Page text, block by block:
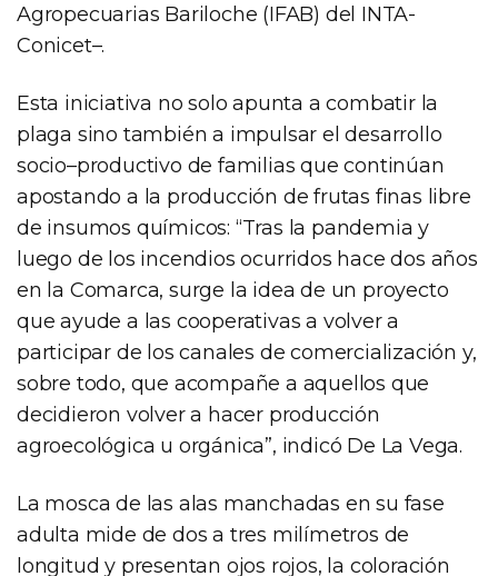
Agropecuarias Bariloche (IFAB) del INTA-
Conicet–.
Esta iniciativa no solo apunta a combatir la
plaga sino también a impulsar el desarrollo
socio–productivo de familias que continúan
apostando a la producción de frutas finas libre
de insumos químicos: “Tras la pandemia y
luego de los incendios ocurridos hace dos años
en la Comarca, surge la idea de un proyecto
que ayude a las cooperativas a volver a
participar de los canales de comercialización y,
sobre todo, que acompañe a aquellos que
decidieron volver a hacer producción
agroecológica u orgánica”, indicó De La Vega.
La mosca de las alas manchadas en su fase
adulta mide de dos a tres milímetros de
longitud y presentan ojos rojos, la coloración